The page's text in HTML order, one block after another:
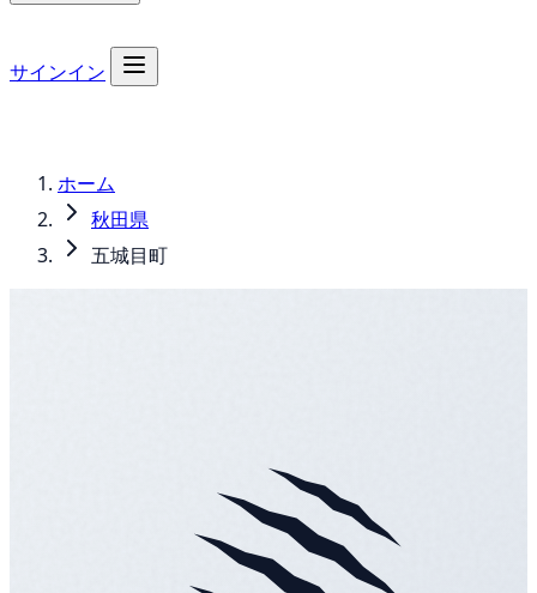
サインイン
ホーム
秋田県
五城目町